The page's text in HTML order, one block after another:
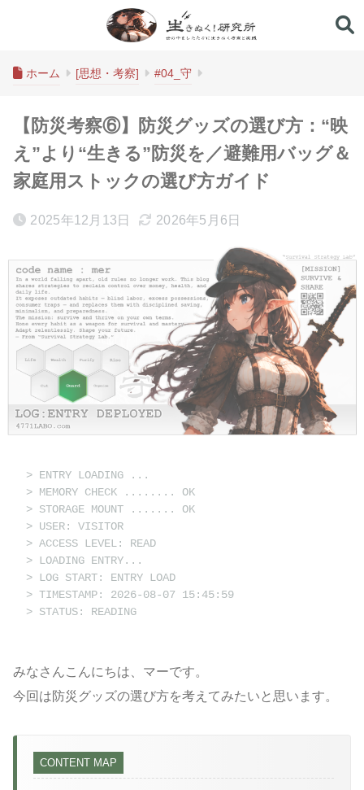
ホーム [思想・考察] #04_守
【防災考察⑥】防災グッズの選び方：“映
え”より“生きる”防災を／避難用バッグ＆
家庭用ストックの選び方ガイド
2025年12月13日 2026年5月6日
> ENTRY LOADING ...
> MEMORY CHECK ........ OK
> STORAGE MOUNT ....... OK
> USER: VISITOR
> ACCESS LEVEL: READ
> LOADING ENTRY...
> LOG START: ENTRY LOAD
> TIMESTAMP: 2026-08-07 15:45:59
> STATUS: READING
みなさんこんにちは、マーです。
今回は防災グッズの選び方を考えてみたいと思います。
CONTENT MAP